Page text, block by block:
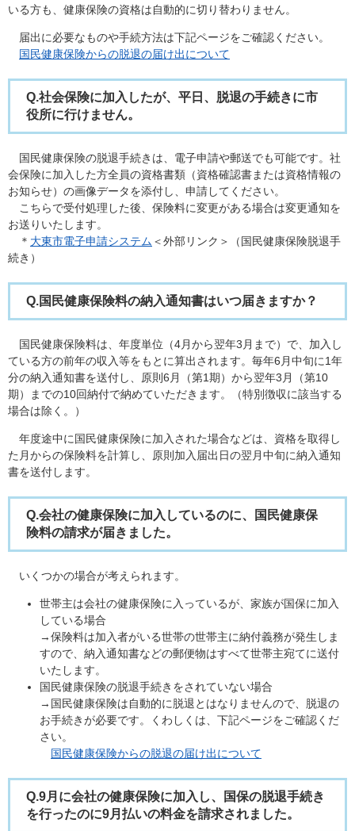
いる方も、健康保険の資格は自動的に切り替わりません。
届出に必要なものや手続方法は下記ページをご確認ください。
国民健康保険からの脱退の届け出について
Q.社会保険に加入したが、平日、脱退の手続きに市
役所に行けません。
国民健康保険の脱退手続きは、電子申請や郵送でも可能です。社
会保険に加入した方全員の資格書類（資格確認書または資格情報の
お知らせ）の画像データを添付し、申請してください。
こちらで受付処理した後、保険料に変更がある場合は変更通知を
お送りいたします。
＊ 大東市電子申請システム ＜外部リンク＞
（国民健康保険脱退手
続き）
Q.国民健康保険料の納入通知書はいつ届きますか？​
​国民健康保険料は、年度単位（4月から翌年3月まで）で、加入し
ている方の前年の収入等をもとに算出されます。毎年6月中旬に1年
分の納入通知書を送付し、原則6月（第1期）から翌年3月（第10
期）までの10回納付で納めていただきます。（特別徴収に該当する
場合は除く。）
年度途中に国民健康保険に加入された場合などは、資格を取得し
た月からの保険料を計算し、原則加入届出日の翌月中旬に納入通知
書を送付します。
Q.会社の健康保険に加入しているのに、国民健康保
険料の請求が届きました。
いくつかの場合が考えられます。
世帯主は会社の健康保険に入っているが、家族が国保に加入
している場合
→保険料は加入者がいる世帯の世帯主に納付義務が発生しま
すので、納入通知書などの郵便物はすべて世帯主宛てに送付
いたします。
国民健康保険の脱退手続きをされていない場合
→国民健康保険は自動的に脱退とはなりませんので、脱退の
お手続きが必要です。くわしくは、下記ページをご確認くだ
さい。
国民健康保険からの脱退の届け出について
Q.9月に会社の健康保険に加入し、国保の脱退手続き
を行ったのに9月払いの料金を請求されました。